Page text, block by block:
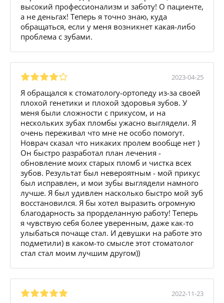
высокий профессионализм и заботу! О пациенте,
а не деньгах! Теперь я точно знаю, куда
обращаться, если у меня возникнет какая-либо
проблема с зубами.
2023-04-25
Я обращался к стоматологу-ортопеду из-за своей
плохой генетики и плохой здоровья зубов. У
меня были сложности с прикусом, и на
нескольких зубах пломбы ужасно выглядели. Я
очень переживал что мне не особо помогут.
Новрач сказал что никаких пролем вообще нет )
Он быстро разработал план лечения -
обновление моих старых пломб и чистка всех
зубов. Результат был невероятным - мой прикус
был исправлен, и мои зубы выглядели намного
лучше. Я был удивлен насколько быстро мой зуб
восстановился. Я бы хотел выразить огромную
благодарность за прорделанную работу! Теперь
я чувствую себя более уверенным, даже как-то
улыбаться почаще стал. И девушки на работе это
подметили) в каком-то смысле этот стоматолог
стал стал моим лучшим другом))
2022-11-23